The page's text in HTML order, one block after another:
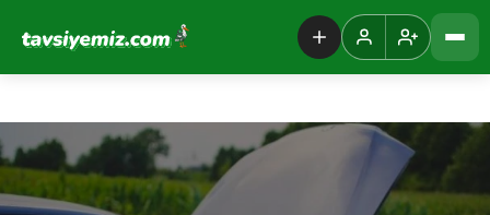
Tavsiyemiz Anasayfa